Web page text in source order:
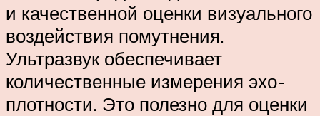
и качественной оценки визуального
воздействия помутнения.
Ультразвук обеспечивает
количественные измерения эхо-
плотности. Это полезно для оценки